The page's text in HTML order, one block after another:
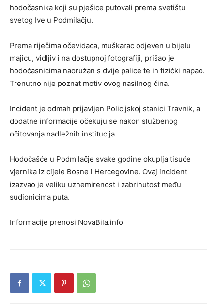
hodočasnika koji su pješice putovali prema svetištu
svetog Ive u Podmilačju.
Prema riječima očevidaca, muškarac odjeven u bijelu
majicu, vidljiv i na dostupnoj fotografiji, prišao je
hodočasnicima naoružan s dvije palice te ih fizički napao.
Trenutno nije poznat motiv ovog nasilnog čina.
Incident je odmah prijavljen Policijskoj stanici Travnik, a
dodatne informacije očekuju se nakon službenog
očitovanja nadležnih institucija.
Hodočašće u Podmilačje svake godine okuplja tisuće
vjernika iz cijele Bosne i Hercegovine. Ovaj incident
izazvao je veliku uznemirenost i zabrinutost među
sudionicima puta.
Informacije prenosi NovaBila.info